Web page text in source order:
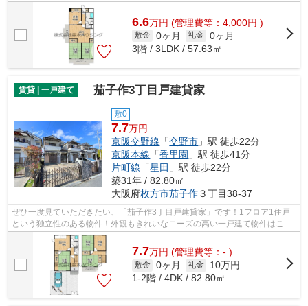
☆バス停まで徒歩3分以内で行けるのでアク...
6.6万円 (管理費等：4,000円 )
敷金 0ヶ月 礼金 0ヶ月
3階 / 3LDK / 57.63㎡
賃貸 | 一戸建て 茄子作3丁目戸建貸家
敷0
7.7万円
京阪交野線 「交野市 」駅 徒歩22分
京阪本線 「香里園 」駅 徒歩41分
片町線 「星田 」駅 徒歩22分
築31年 / 82.80㎡
大阪府枚方市茄子作３丁目38-37
ぜひ一度見ていただきたい、「茄子作3丁目戸建貸家」です！1フロア1住戸
という独立性のある物件！外観もきれいなニーズの高い一戸建て物件はこち
らです！冬場の換気にも適した、風通し...
7.7万円 (管理費等：- )
敷金 0ヶ月 礼金
10万円
1-2階 / 4DK / 82.80㎡